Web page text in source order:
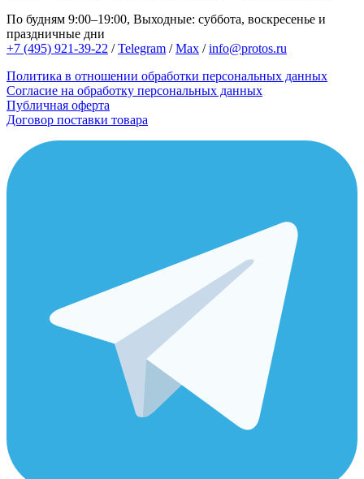
По будням 9:00–19:00, Выходные: суббота, воскресенье и
праздничные дни
+7 (495) 921-39-22 /Telegram /Max /info@protos.ru
Политика в отношении обработки персональных данных
Согласие на обработку персональных данных
Публичная оферта
Договор поставки товара